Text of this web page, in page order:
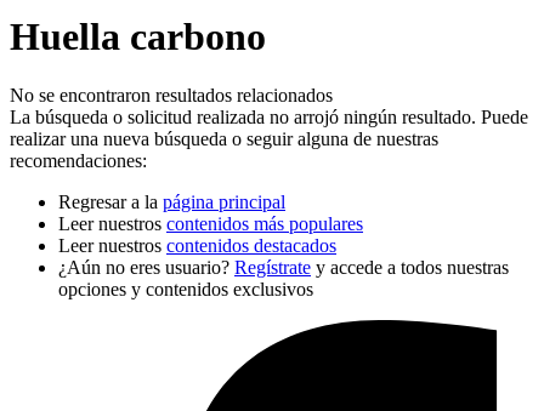
Huella carbono
No se encontraron resultados relacionados
La búsqueda o solicitud realizada no arrojó ningún resultado. Puede
realizar una nueva búsqueda o seguir alguna de nuestras
recomendaciones:
Regresar a la página principal
Leer nuestros contenidos más populares
Leer nuestros contenidos destacados
¿Aún no eres usuario? Regístrate y accede a todos nuestras
opciones y contenidos exclusivos